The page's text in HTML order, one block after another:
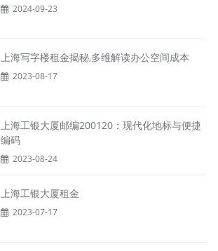
2024-09-23
上海写字楼租金揭秘,多维解读办公空间成本
2023-08-17
上海工银大厦邮编200120：现代化地标与便捷
编码
2023-08-24
上海工银大厦租金
2023-07-17